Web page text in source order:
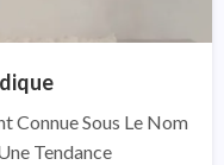
Connue Sous Le Nom
Tendance